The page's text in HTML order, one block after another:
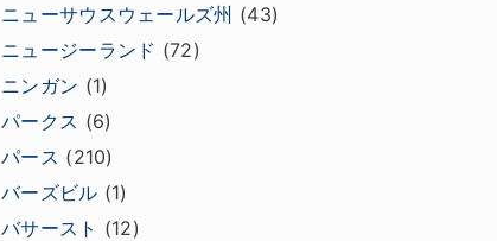
ニューサウスウェールズ州 (43)
ニュージーランド (72)
ニンガン (1)
パークス (6)
パース (210)
バーズビル (1)
バサースト (12)